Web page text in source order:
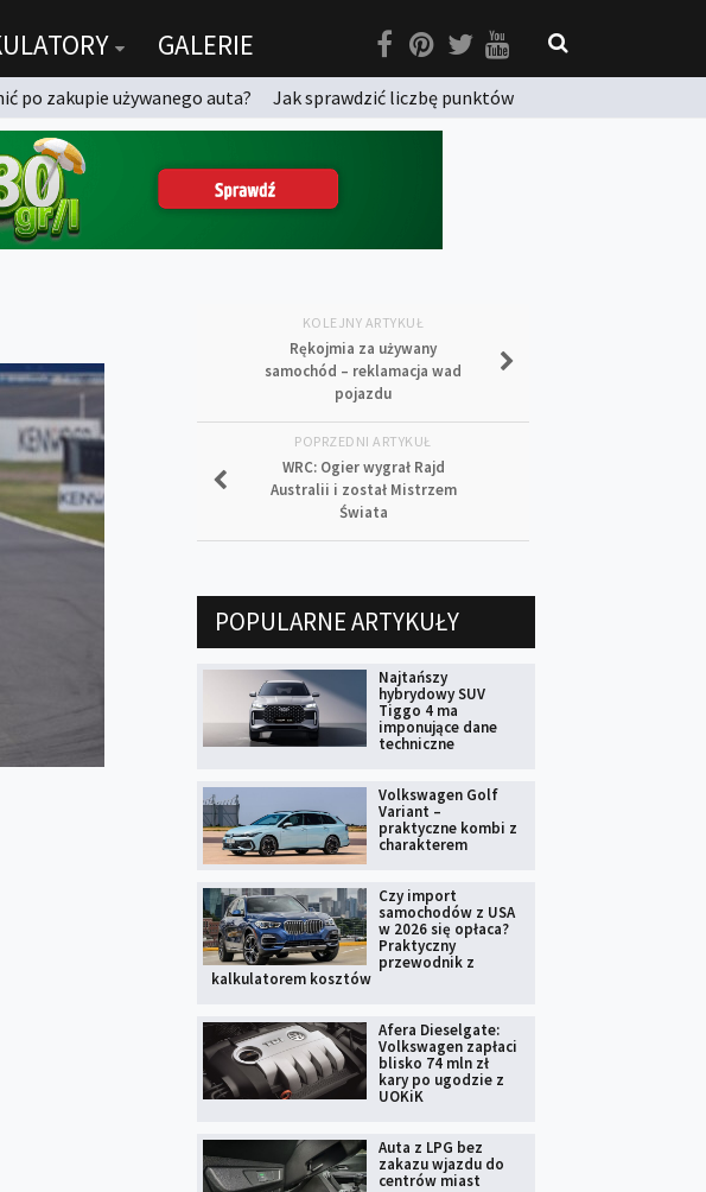
GALERIE
po zakupie używanego auta?
Jak sprawdzić liczbę punktów
KOLEJNY ARTYKUŁ
Rękojmia za używany
samochód – reklamacja wad
pojazdu
POPRZEDNI ARTYKUŁ
WRC: Ogier wygrał Rajd
Australii i został Mistrzem
Świata
POPULARNE ARTYKUŁY
Najtańszy
hybrydowy SUV
Tiggo 4 ma
imponujące dane
techniczne
Volkswagen Golf
Variant –
praktyczne kombi z
charakterem
Czy import
samochodów z USA
w 2026 się opłaca?
Praktyczny
przewodnik z
kalkulatorem kosztów
Afera Dieselgate:
Volkswagen zapłaci
blisko 74 mln zł
kary po ugodzie z
UOKiK
Auta z LPG bez
zakazu wjazdu do
centrów miast